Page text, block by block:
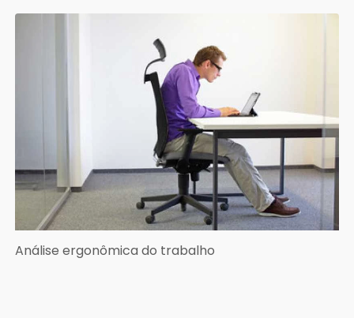
Análise ergonômica do trabalho